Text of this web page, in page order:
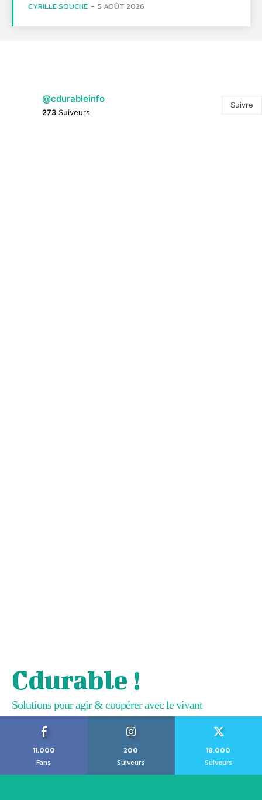
CYRILLE SOUCHE - 5 AOÛT 2026
@cdurableinfo
273 Suiveurs
Suivre
Cdurable !
Solutions pour agir & coopérer avec le vivant
11,000
Fans
200
Suiveurs
18,000
Suiveurs